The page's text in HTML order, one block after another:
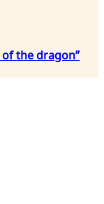
of the dragon”